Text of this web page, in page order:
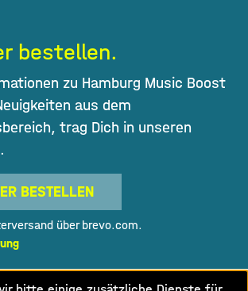
bestellen.
zu Hamburg Music Boost
aus dem
trag Dich in unseren
BESTELLEN
über brevo.com.